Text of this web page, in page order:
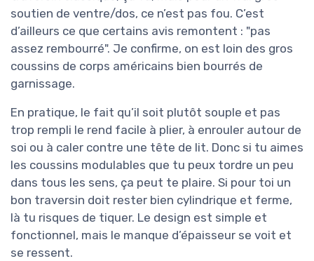
soutien de ventre/dos, ce n’est pas fou. C’est
d’ailleurs ce que certains avis remontent : "pas
assez rembourré". Je confirme, on est loin des gros
coussins de corps américains bien bourrés de
garnissage.
En pratique, le fait qu’il soit plutôt souple et pas
trop rempli le rend facile à plier, à enrouler autour de
soi ou à caler contre une tête de lit. Donc si tu aimes
les coussins modulables que tu peux tordre un peu
dans tous les sens, ça peut te plaire. Si pour toi un
bon traversin doit rester bien cylindrique et ferme,
là tu risques de tiquer. Le design est simple et
fonctionnel, mais le manque d’épaisseur se voit et
se ressent.